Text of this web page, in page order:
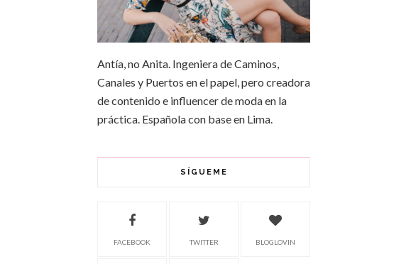
Antía, no Anita. Ingeniera de Caminos,
Canales y Puertos en el papel, pero creadora
de contenido e influencer de moda en la
práctica. Española con base en Lima.
SÍGUEME
FACEBOOK TWITTER BLOGLOVIN